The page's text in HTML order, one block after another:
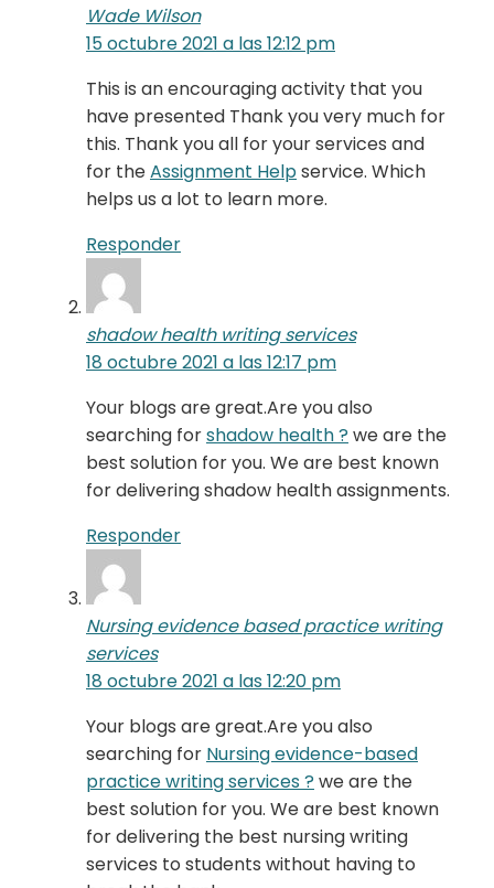
Wade Wilson
15 octubre 2021 a las 12:12 pm
This is an encouraging activity that you
have presented Thank you very much for
this. Thank you all for your services and
for theAssignment Helpservice. Which
helps us a lot to learn more.
Responder
shadow health writing services
18 octubre 2021 a las 12:17 pm
Your blogs are great.Are you also
searching forshadow health ? we are the
best solution for you. We are best known
for delivering shadow health assignments.
Responder
Nursing evidence based practice writing
services
18 octubre 2021 a las 12:20 pm
Your blogs are great.Are you also
searching for Nursing evidence-based
practice writing services ? we are the
best solution for you. We are best known
for delivering the best nursing writing
services to students without having to